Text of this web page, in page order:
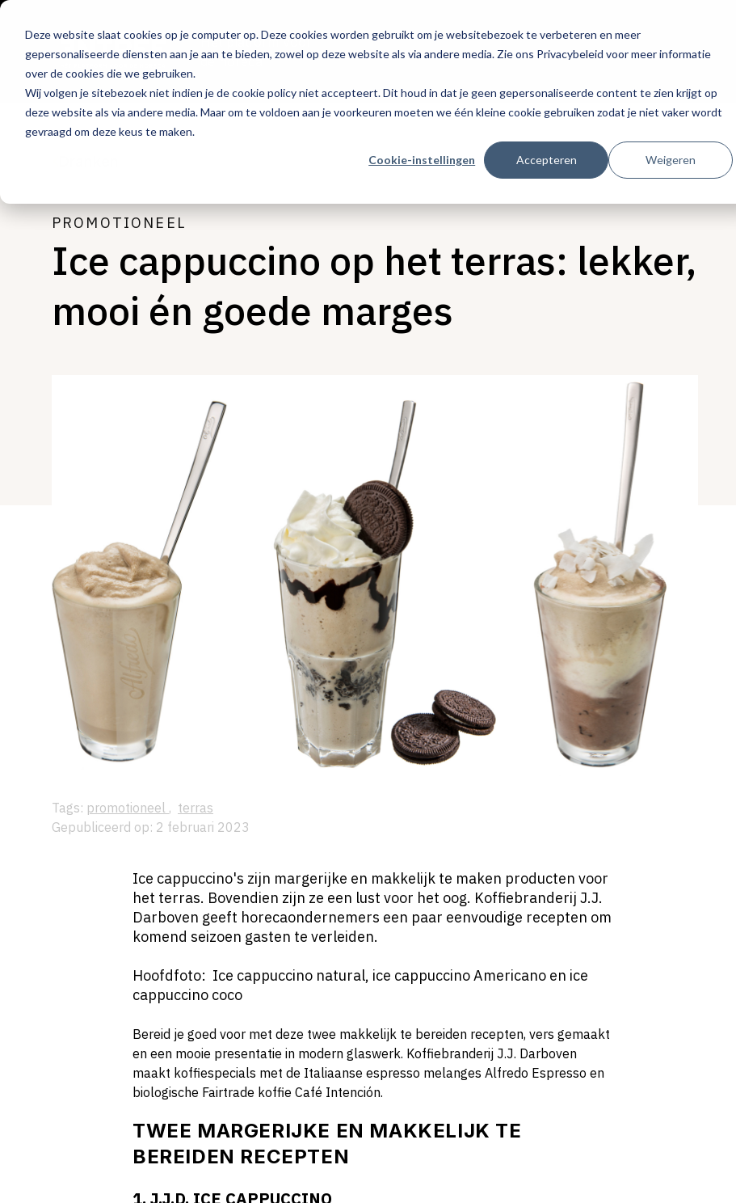
Deze website slaat cookies op je computer op. Deze cookies worden gebruikt om je websitebezoek te verbeteren en meer
gepersonaliseerde diensten aan je aan te bieden, zowel op deze website als via andere media. Zie ons Privacybeleid voor meer informatie
over de cookies die we gebruiken.
Wij volgen je sitebezoek niet indien je de cookie policy niet accepteert. Dit houd in dat je geen gepersonaliseerde content te zien krijgt op
deze website als via andere media. Maar om te voldoen aan je voorkeuren moeten we één kleine cookie gebruiken zodat je niet vaker wordt
gevraagd om deze keus te maken.
Cookie-instellingen Accepteren Weigeren
Hét platform voor
de horeca
PROMOTIONEEL
Ice cappuccino op het terras: lekker,
mooi én goede marges
Tags: promotioneel , terras
Gepubliceerd op: 2 februari 2023
Ice cappuccino's zijn margerijke en makkelijk te maken producten voor
het terras. Bovendien zijn ze een lust voor het oog. Koffiebranderij J.J.
Darboven geeft horecaondernemers een paar eenvoudige recepten om
komend seizoen gasten te verleiden.
Hoofdfoto: Ice cappuccino natural, ice cappuccino Americano en ice
cappuccino coco
Bereid je goed voor met deze twee makkelijk te bereiden recepten, vers gemaakt
en een mooie presentatie in modern glaswerk. Koffiebranderij J.J. Darboven
maakt koffiespecials met de Italiaanse espresso melanges Alfredo Espresso en
biologische Fairtrade koffie Café Intención.
TWEE MARGERIJKE EN MAKKELIJK TE
BEREIDEN RECEPTEN
1. J.J.D. ICE CAPPUCCINO